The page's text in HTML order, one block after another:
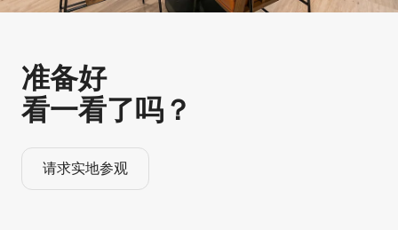
准备好
看一看了吗？
请求实地参观